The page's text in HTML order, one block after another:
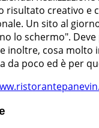
risultato creativo e
Un sito al
lo schermo".
inoltre, cosa
da poco ed è per